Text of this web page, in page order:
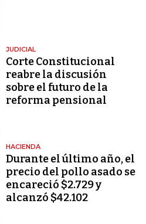
JUDICIAL
Corte Constitucional
reabre la discusión
sobre el futuro de la
reforma pensional
HACIENDA
Durante el último año, el
precio del pollo asado se
encareció $2.729 y
alcanzó $42.102